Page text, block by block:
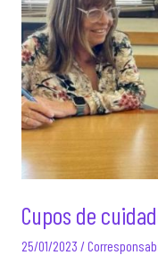
Cupos de
25/01/2023 /